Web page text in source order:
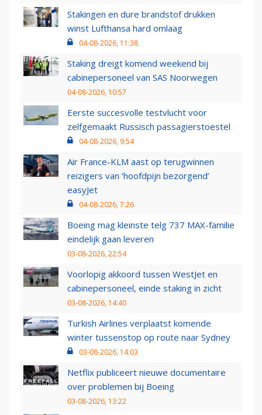
Stakingen en dure brandstof drukken
winst Lufthansa hard omlaag
04-08-2026, 11:38
Staking dreigt komend weekend bij
cabinepersoneel van SAS Noorwegen
04-08-2026, 10:57
Eerste succesvolle testvlucht voor
zelfgemaakt Russisch passagierstoestel
04-08-2026, 9:54
Air France-KLM aast op terugwinnen
reizigers van ‘hoofdpijn bezorgend’
easyJet
04-08-2026, 7:26
Boeing mag kleinste telg 737 MAX-familie
eindelijk gaan leveren
03-08-2026, 22:54
Voorlopig akkoord tussen WestJet en
cabinepersoneel, einde staking in zicht
03-08-2026, 14:40
Turkish Airlines verplaatst komende
winter tussenstop op route naar Sydney
03-08-2026, 14:03
Netflix publiceert nieuwe documentaire
over problemen bij Boeing
03-08-2026, 13:22